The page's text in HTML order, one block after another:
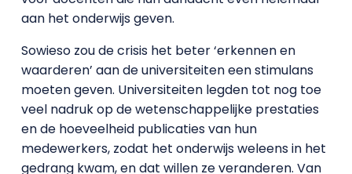
aan het onderwijs geven.
Sowieso zou de crisis het beter ‘erkennen en
waarderen’ aan de universiteiten een stimulans
moeten geven. Universiteiten legden tot nog toe
veel nadruk op de wetenschappelijke prestaties
en de hoeveelheid publicaties van hun
medewerkers, zodat het onderwijs weleens in het
gedrang kwam, en dat willen ze veranderen. Van